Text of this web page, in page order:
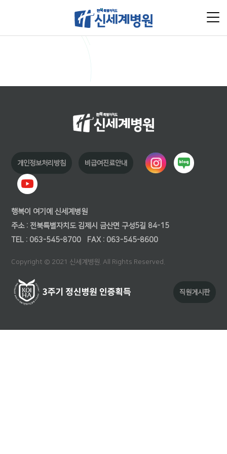
개인정보처리방침 비급여진료안내
행복이 여기에 신세계병원
주소 : 전북특별자치도 김제시 금산면 구성5길 84-15
TEL : 063-545-8700
FAX : 063-545-8600
Copyright © 2021 신세계병원. All Rights Reserved.
직원게시판